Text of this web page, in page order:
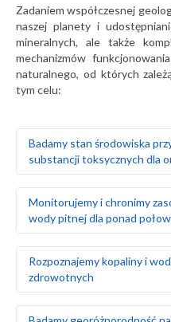
Zadaniem współczesnej
naszej planety i
mineralnych, ale także
mechanizmów
naturalnego, od których
tym celu:
Badamy stan środowiska
substancji toksycznych dla
skażenie w wyniku
Prowadzimy badania
powierzchniowych,
wodnych rzek i jezior
Monitorujemy
obiektów stwarzających
naturalnego, takich jak:
paliw, lotniska, bazy
Monitorujemy i chronimy
wody pitnej dla ponad
podziemnych na
Szacujemy stopień
podziemnych –
deficytowe
Rozpoznajemy kopaliny i
zdrowotnych